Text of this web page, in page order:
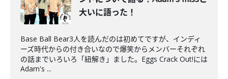
大いに語った！
Base Ball Bear3人を読んだのは初めてですが、インディ
ーズ時代からの付き合いなので爆笑からメンバーそれぞれ
の話までいろいろ「紐解き」ました。Eggs Crack Out!には
Adam's ...